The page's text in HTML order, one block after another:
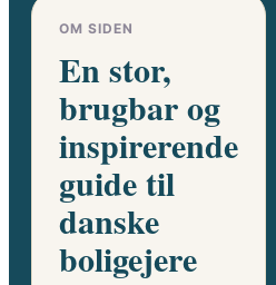
OM SIDEN
En stor,
brugbar og
inspirerende
guide til
danske
boligejere